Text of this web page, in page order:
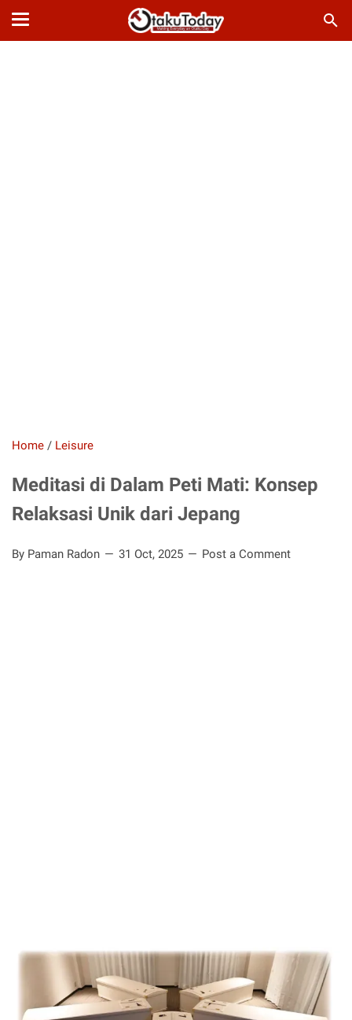
Home / Leisure
Meditasi di Dalam Peti Mati: Konsep
Relaksasi Unik dari Jepang
By Paman Radon 31 Oct, 2025 Post a Comment